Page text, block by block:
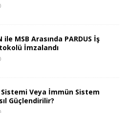
ile MSB Arasında PARDUS İş
İmzalandı
Sistemi Veya İmmün Sistem
Güçlendirilir?